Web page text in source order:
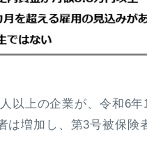
以上の企業が、令和6
は増加し、第3号被保険